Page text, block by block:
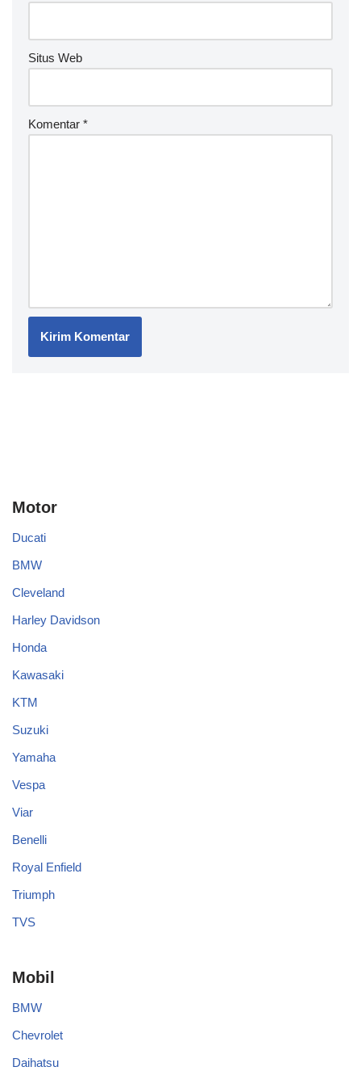
Situs Web
Komentar *
Motor
Ducati
BMW
Cleveland
Harley Davidson
Honda
Kawasaki
KTM
Suzuki
Yamaha
Vespa
Viar
Benelli
Royal Enfield
Triumph
TVS
Mobil
BMW
Chevrolet
Daihatsu